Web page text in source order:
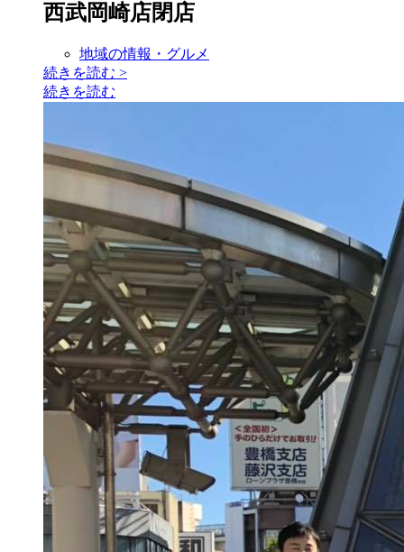
西武岡崎店閉店
地域の情報・グルメ
続きを読む >
続きを読む